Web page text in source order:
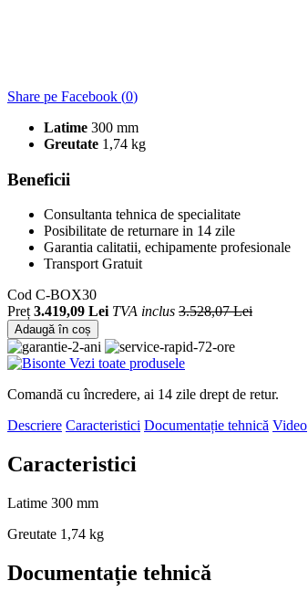
Share pe Facebook (0)
Latime 300 mm
Greutate 1,74 kg
Beneficii
Consultanta tehnica de specialitate
Posibilitate de returnare in 14 zile
Garantia calitatii, echipamente profesionale
Transport Gratuit
Cod C-BOX30
Preț 3.419,09 Lei TVA inclus 3.528,07 Lei
Adaugă în coș
Vezi toate produsele
Comandă cu încredere, ai 14 zile drept de retur.
Descriere Caracteristici Documentație tehnică Video
Caracteristici
Latime 300 mm
Greutate 1,74 kg
Documentație tehnică